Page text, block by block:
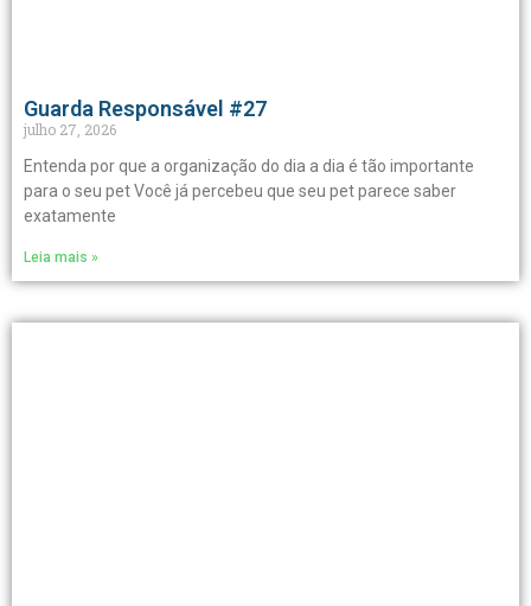
Guarda Responsável #27
julho 27, 2026
Entenda por que a organização do dia a dia é tão importante
para o seu pet Você já percebeu que seu pet parece saber
exatamente
Leia mais »